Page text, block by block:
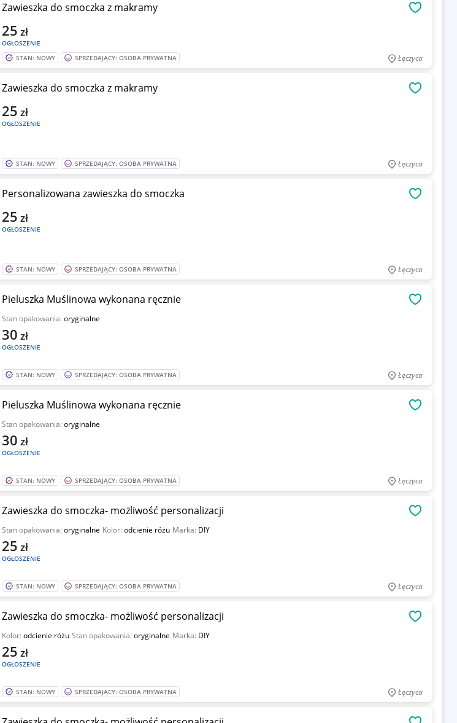
Zawieszka do smoczka z makramy
OGŁOSZENIE
25 zł
STAN: NOWY SPRZEDAJĄCY: OSOBA PRYWATNA Łęczyca
Zawieszka do smoczka z makramy
OGŁOSZENIE
25 zł
STAN: NOWY SPRZEDAJĄCY: OSOBA PRYWATNA Łęczyca
Personalizowana zawieszka do smoczka
OGŁOSZENIE
25 zł
STAN: NOWY SPRZEDAJĄCY: OSOBA PRYWATNA Łęczyca
Pieluszka Muślinowa wykonana ręcznie
Stan opakowania:oryginalne
OGŁOSZENIE
30 zł
STAN: NOWY SPRZEDAJĄCY: OSOBA PRYWATNA Łęczyca
Pieluszka Muślinowa wykonana ręcznie
Stan opakowania:oryginalne
OGŁOSZENIE
30 zł
STAN: NOWY SPRZEDAJĄCY: OSOBA PRYWATNA Łęczyca
Zawieszka do smoczka- możliwość personalizacji
Stan opakowania:oryginalne Kolor:odcienie różu Marka: DIY
OGŁOSZENIE
25 zł
STAN: NOWY SPRZEDAJĄCY: OSOBA PRYWATNA Łęczyca
Zawieszka do smoczka- możliwość personalizacji
Kolor:odcienie różu Stan opakowania:oryginalne Marka: DIY
OGŁOSZENIE
25 zł
STAN: NOWY SPRZEDAJĄCY: OSOBA PRYWATNA Łęczyca